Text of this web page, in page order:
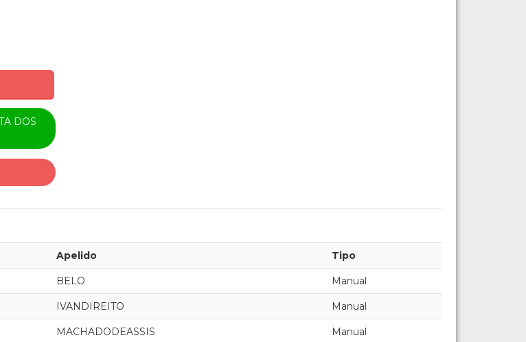
DOS
Apelido Tipo
BELO Manual
IVANDIREITO Manual
MACHADODEASSIS Manual